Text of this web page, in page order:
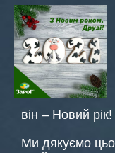
він – Новий рік!
Ми дякуємо